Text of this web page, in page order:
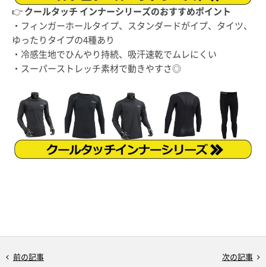
👉 クールタッチ インナーシリーズのおすすめポイント
・フィンガーホールタイプ、スタンダードがイプ、タイツ、
ゆったりタイプの4種あり
・冷感生地でひんやり持続、吸汗速乾でムレにくい
・スーパーストレッチ素材で動きやすさ◎
前の記事 次の記事